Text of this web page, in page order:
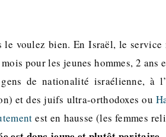
le voulez bien. En Israël, le
pour les jeunes hommes, 2 ans
de nationalité israélienne, à
et des juifs ultra-orthodoxes ou
est en hausse (les femmes